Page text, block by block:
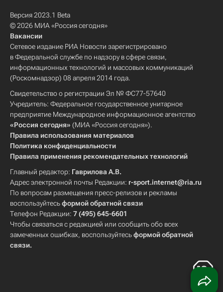
Версия 2023.1 Beta
© 2026 МИА «Россия сегодня»
Вакансии
Сетевое издание РИА Новости зарегистрировано
в Федеральной службе по надзору в сфере связи,
информационных технологий и массовых коммуникаций
(Роскомнадзор) 08 апреля 2014 года.
Свидетельство о регистрации Эл № ФС77-57640
Учредитель: Федеральное государственное унитарное
предприятие Международное информационное агентство
«Россия сегодня» (МИА «Россия сегодня»).
Правила использования материалов
Политика конфиденциальности
Правила применения рекомендательных технологий
Главный редактор: Гаврилова А.В.
Адрес электронной почты Редакции: r-sport.internet@ria.ru
По вопросам размещения пресс-релизов и рекламы
воспользуйтесьформой обратной связи
Телефон Редакции: 7 (495) 645-6601
Чтобы связаться с редакцией или сообщить обо всех
замеченных ошибках, воспользуйтесьформой обратной
связи.